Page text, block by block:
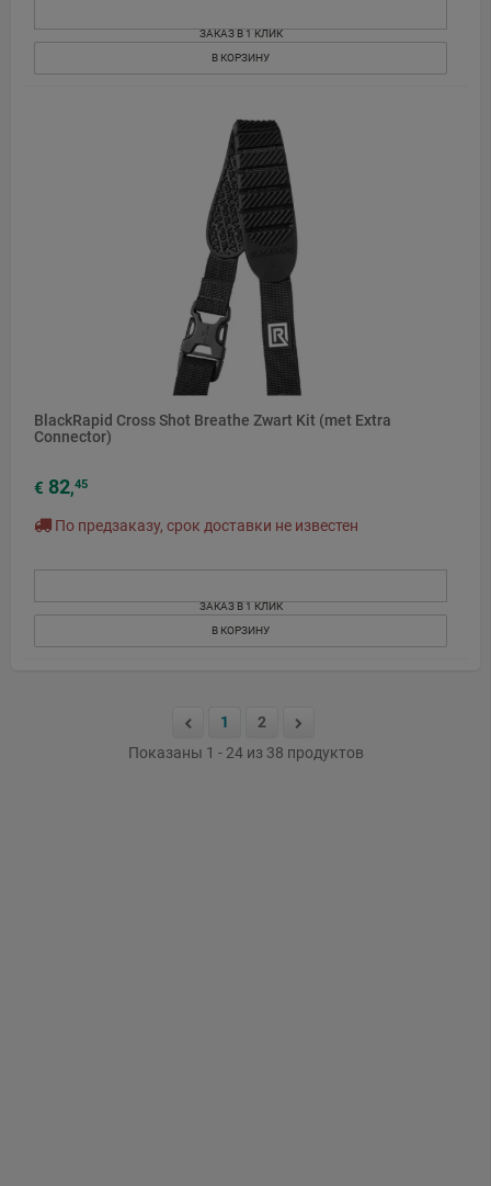
ЗАКАЗ В 1 КЛИК
В КОРЗИНУ
BlackRapid Cross Shot Breathe Zwart Kit (met Extra
Connector)
€ 82,45
По предзаказу, срок доставки не известен
ЗАКАЗ В 1 КЛИК
В КОРЗИНУ
1
2
Показаны 1 - 24 из 38 продуктов